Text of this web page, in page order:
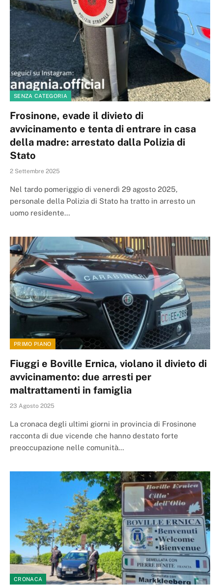
SENZA CATEGORIA
Frosinone, evade il divieto di
avvicinamento e tenta di entrare in casa
della madre: arrestato dalla Polizia di
Stato
2 Settembre 2025
Nel tardo pomeriggio di venerdì 29 agosto 2025,
personale della Polizia di Stato ha tratto in arresto un
uomo residente…
PRIMO PIANO
Fiuggi e Boville Ernica, violano il divieto di
avvicinamento: due arresti per
maltrattamenti in famiglia
23 Agosto 2025
La cronaca degli ultimi giorni in provincia di Frosinone
racconta di due vicende che hanno destato forte
preoccupazione nelle comunità…
CRONACA